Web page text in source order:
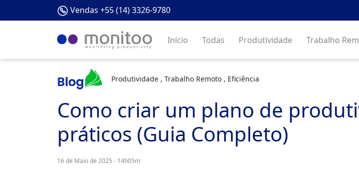
Vendas +55 (14) 3326-9780
Início Todas Produtividade Trabalho
Produtividade , Trabalho Remoto , Eficiência
Como criar um plano de
práticos (Guia Completo)
16 de Maio de 2025 - 14h05m